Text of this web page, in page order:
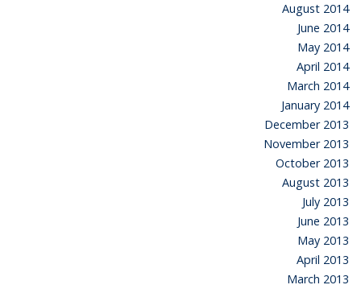
August 2014
June 2014
May 2014
April 2014
March 2014
January 2014
December 2013
November 2013
October 2013
August 2013
July 2013
June 2013
May 2013
April 2013
March 2013